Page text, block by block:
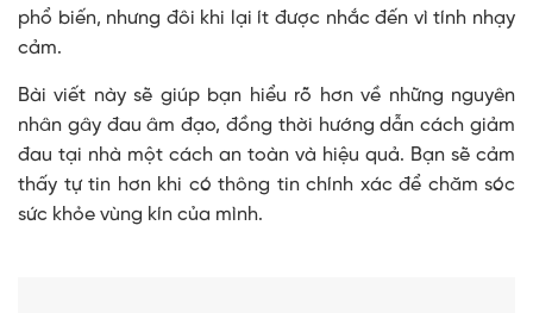
phổ biến, nhưng đôi khi lại ít được nhắc đến vì tính nhạy
cảm.
Bài viết này sẽ giúp bạn hiểu rõ hơn về những nguyên
nhân gây đau âm đạo, đồng thời hướng dẫn cách giảm
đau tại nhà một cách an toàn và hiệu quả. Bạn sẽ cảm
thấy tự tin hơn khi có thông tin chính xác để chăm sóc
sức khỏe vùng kín của mình.